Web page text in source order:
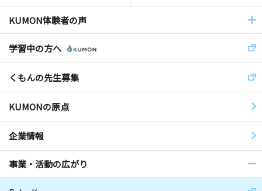
KUMON体験者の声
学習中の方へ
くもんの先生募集
KUMONの原点
企業情報
事業・活動の広がり